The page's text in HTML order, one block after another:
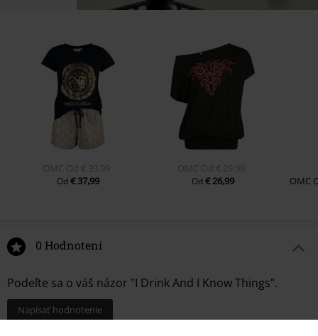
OMC Od € 39,99
Od € 37,99
OMC Od € 29,99
Od € 26,99 OMC
0 Hodnotení
Podeľte sa o váš názor "I Drink And I Know Things".
Napísať hodnotenie